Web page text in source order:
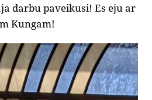
darbu paveikusi! Es eju ar
Kungam!